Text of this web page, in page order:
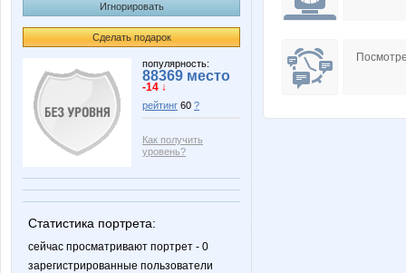
Игнорировать
Сделать подарок
популярность:
88369 место
-14 ↓
рейтинг 60 ?
Как получить
уровень?
Статистика портрета:
сейчас просматривают портрет - 0
зарегистрированные пользователи